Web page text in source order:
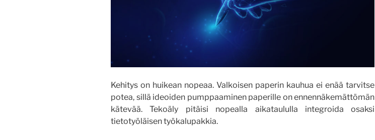
Kehitys on huikean nopeaa. Valkoisen paperin kauhua ei enää tarvitse
potea, sillä ideoiden pumppaaminen paperille on ennennäkemättömän
kätevää. Tekoäly pitäisi nopealla aikataululla integroida osaksi
tietotyöläisen työkalupakkia.